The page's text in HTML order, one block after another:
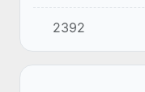
Ш.Мирзияевтың
ресми сапары
және с...
2392